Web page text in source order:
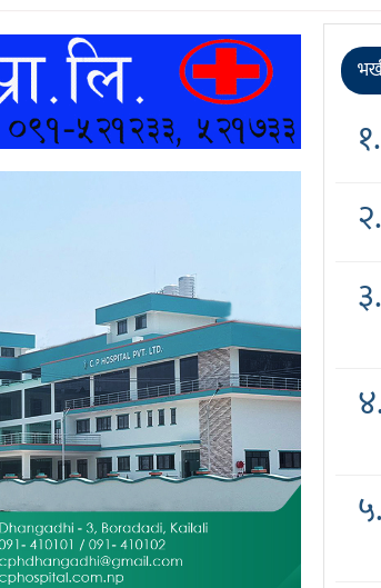
१.
२.
३.
५.